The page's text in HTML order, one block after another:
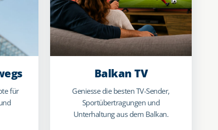
für
Balkan TV
Geniesse die besten TV-Sender,
Sportübertragungen und
Unterhaltung aus dem Balkan.